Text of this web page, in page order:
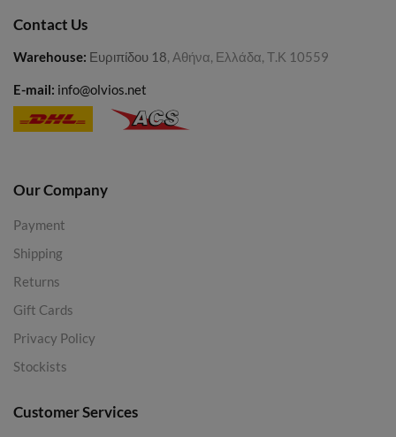
Contact Us
Warehouse: Ευριπίδου 18, Αθήνα, Ελλάδα, Τ.Κ 10559
E-mail: info@olvios.net
Our Company
Payment
Shipping
Returns
Gift Cards
Privacy Policy
Stockists
Customer Services